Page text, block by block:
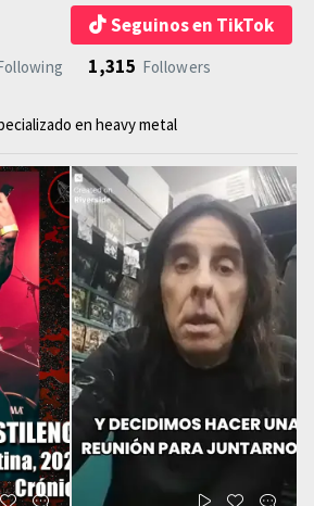
Seguinos en TikTok
1,315 Followers
en heavy metal